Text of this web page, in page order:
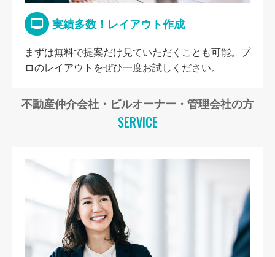
実績多数！レイアウト作成
まずは無料で提案だけ見ていただくことも可能。プ
ロのレイアウトをぜひ一度お試しください。
不動産仲介会社・ビルオーナー・管理会社の方
SERVICE